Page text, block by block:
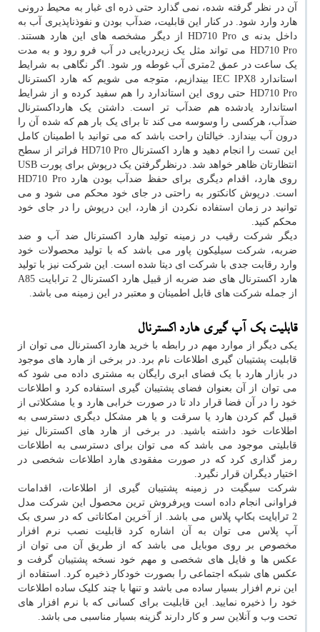
آن در نظر گرفته شده، نمی گذارد حتی ذره ای غبار به محیط درونی
هارد وارد شود. در کنار این قابلیت، ضدآب بودن و نفوذناپذیری آب به
داخل بدنه ی HD710 Pro از دیگر مشخصه های این هارد هستند.
HD710 Pro می تواند مثل یک زیردریایی در آب فرو رود و به مدت
یک ساعت در عمق 2متری آب غوطه ور شود. اگر نگاهی به شرایط
استاندارد IEC IPX8 بیندازیم، متوجه می شویم که هارد اکسترنال
HD710 Pro حتی روی این استاندارد را هم سفید کرده و از شرایط
استاندارد یادشده هم ضدآب تر است. داشتن یک هارداکسترنال
ضدآب، هرکسی را وسوسه می کند تا برای یک بار هم که شده آن را
درون آب بیندازد. خیالتان راحت باشد که می توانید با اطمینان کامل
این تست را انجام دهید و هارد اکسترنال HD710 Pro فراتر از سطح
انتظارتان ظاهر خواهد شد. درنظرگرفتن یک درپوش برای پورت USB
روی هارد، اقدام دیگری برای حفظ ضدآب بودن هارد HD710 Pro
است. درپوش کانکتور به راحتی در جای خود محکم می شود و می
توانید در زمان استفاده نکردن از هارد، این درپوش را در جای خود
محکم کنید.
دیگر شرکت رقیب در زمینه تولید هارد اکسترنال ضد آب و ضد
ضربه، شرکت سیلیکون پاور می باشد که با تولید محصولات خود
وارد رقابت جدی با شرکت ای دیتا شده است. این شرکت نیز با تولید
هارد اکسترنال های ضد ضربه از قبیل هارد اکسترنال 2 ترابایت A85
از جمله شرکت های قابل اطمینان و معتبر در این زمینه می باشد.
قابلیت بک آپ گیری هارد اکسترنال
یکی دیگر از موارد مهم در رابطه با خرید هارد اکسترنال می توان از
قابلیت پشتیبان گیری اطلاعات نام برد. در برخی از هارد های موجود
در بازار هارد با یک فضای ابری رایگان به مشتری داده می شود که
می توان از آن بعنوان فضای پشتیبان گیری استفاده کرد و اطلاعات
خود را در آن فضا قرار داد تا در صورت خرابی هارد و یا مشکلاتی از
قبیل گم کردن هارد یا سرقت و یا هر مشکل دیگری دسترسی به
اطلاعات خود داشته باشید. در برخی از هارد های اکسترنال نیز
قابلیتی موجود می باشد که می توان برای دسترسی به اطلاعات
رمز گذاری کرد که در صورت مفقودی هارد اطلاعات شخصی در
اختیار دیگران قرار نگیرد.
شرکت سیگیت در زمینه پشتیبان گیری از اطلاعات، اقدامات
فراوانی انجام داده است وپرفروش ترین محصول این شرکت مدل
2 ترابایت بکاپ پلاس
می باشد. از آخرین امکاناتی که در سری بک
آپ پلاس می توان به آن اشاره کرد قابلیت نصب نرم افزار
مخصوص بر روی موبایل می باشد که از طریق آن می توان از
عکس ها و فایل های شخصی و مهم خود نسخه پشتیبان گرفت و
عکس های شبکه اجتماعی را بصورت خودکار ذخیره کرد. استفاده از
این نرم افزار بسیار ساده می باشد و تنها با چند کلیک ساده اطلاعات
خود را ذخیره نمایید. این قابلیت برای کسانی که با نرم افزار های
تحت وب و آنلاین سر و کار دارند گزینه بسیار مناسبی می باشد.